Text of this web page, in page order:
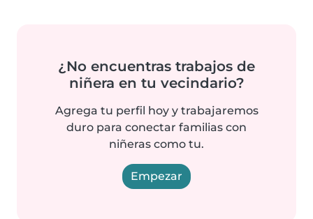
¿No encuentras trabajos de
niñera en tu vecindario?
Agrega tu perfil hoy y trabajaremos
duro para conectar familias con
niñeras como tu.
Empezar